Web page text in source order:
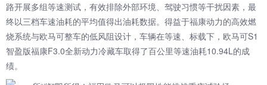
路开展多组等速测试，有效排除外部环境、驾驶习惯等干扰因素，最
终以三档车速油耗的平均值得出油耗数据。得益于福康动力的高效燃
烧系统与欧马可整车的低风阻设计，车辆在等速、标载下，欧马可S1
智盈版福康F3.0全新动力冷藏车取得了百公里等速油耗10.94L的成
绩。